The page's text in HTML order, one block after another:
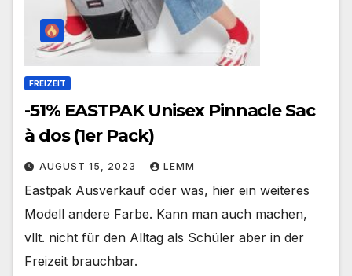
FREIZEIT
-51% EASTPAK Unisex Pinnacle Sac
à dos (1er Pack)
AUGUST 15, 2023 LEMM
Eastpak Ausverkauf oder was, hier ein weiteres
Modell andere Farbe. Kann man auch machen,
vllt. nicht für den Alltag als Schüler aber in der
Freizeit brauchbar.